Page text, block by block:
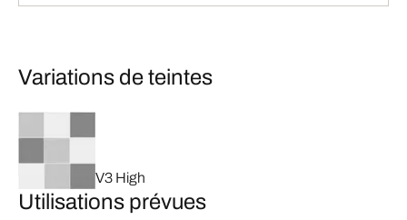
Variations de teintes
V3 High
Utilisations prévues